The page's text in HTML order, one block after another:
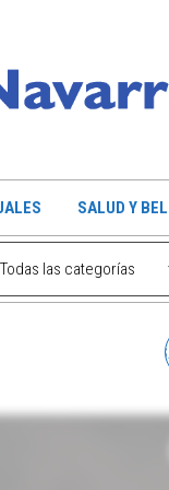
SALUD Y
PULSERA MACRAMÉ